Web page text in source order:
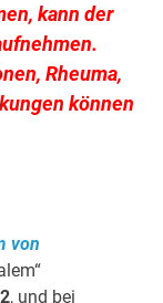
kann der
Rheuma,
können
von
, und bei